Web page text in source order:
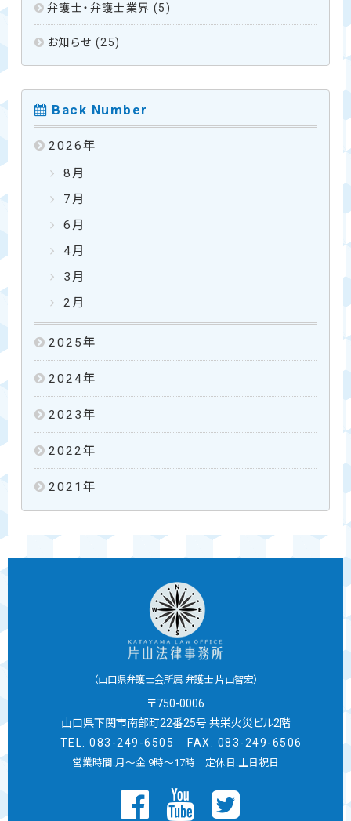
弁護士・弁護士業界 (5)
お知らせ (25)
Back Number
2026年
8月
7月
6月
4月
3月
2月
2025年
2024年
2023年
2022年
2021 年
（山口県弁護士会所属 弁護士 片山智宏）
〒750-0006
山口県下関市南部町22番25号 共栄火災ビル2階
TEL. 083-249-6505 FAX. 083-249-6506
営業時間:月～金 9時～17時 定休日:土日祝日